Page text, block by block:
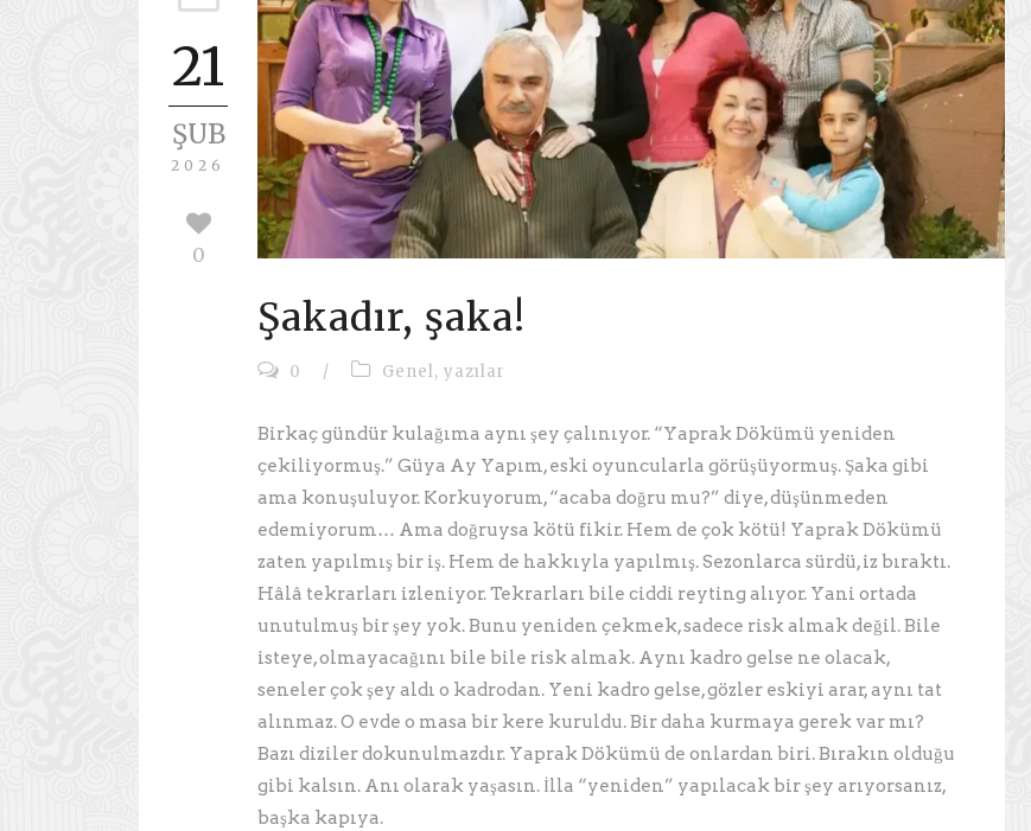
21
ŞUB
2026
0
Şakadır, şaka!
0 / Genel, yazılar
Birkaç gündür kulağıma aynı şey çalınıyor. “Yaprak Dökümü yeniden
çekiliyormuş.” Güya Ay Yapım, eski oyuncularla görüşüyormuş. Şaka gibi
ama konuşuluyor. Korkuyorum, “acaba doğru mu?” diye, düşünmeden
edemiyorum… Ama doğruysa kötü fikir. Hem de çok kötü! Yaprak Dökümü
zaten yapılmış bir iş. Hem de hakkıyla yapılmış. Sezonlarca sürdü, iz bıraktı.
Hâlâ tekrarları izleniyor. Tekrarları bile ciddi reyting alıyor. Yani ortada
unutulmuş bir şey yok. Bunu yeniden çekmek, sadece risk almak değil. Bile
isteye, olmayacağını bile bile risk almak. Aynı kadro gelse ne olacak,
seneler çok şey aldı o kadrodan. Yeni kadro gelse, gözler eskiyi arar, aynı tat
alınmaz. O evde o masa bir kere kuruldu. Bir daha kurmaya gerek var mı?
Bazı diziler dokunulmazdır. Yaprak Dökümü de onlardan biri. Bırakın olduğu
gibi kalsın. Anı olarak yaşasın. İlla “yeniden” yapılacak bir şey arıyorsanız,
başka kapıya.